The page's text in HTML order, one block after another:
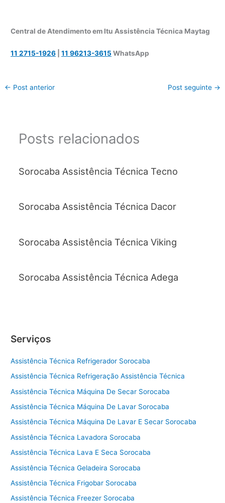
Central de Atendimento em Itu Assistência Técnica Maytag
11 2715-1926 |11 96213-3615 WhatsApp
← Post anterior Post seguinte →
Posts relacionados
Sorocaba Assistência Técnica Tecno
Sorocaba Assistência Técnica Dacor
Sorocaba Assistência Técnica Viking
Sorocaba Assistência Técnica Adega
Serviços
Assistência Técnica Refrigerador Sorocaba
Assistência Técnica Refrigeração Assistência Técnica
Assistência Técnica Máquina De Secar Sorocaba
Assistência Técnica Máquina De Lavar Sorocaba
Assistência Técnica Máquina De Lavar E Secar Sorocaba
Assistência Técnica Lavadora Sorocaba
Assistência Técnica Lava E Seca Sorocaba
Assistência Técnica Geladeira Sorocaba
Assistência Técnica Frigobar Sorocaba
Assistência Técnica Freezer Sorocaba